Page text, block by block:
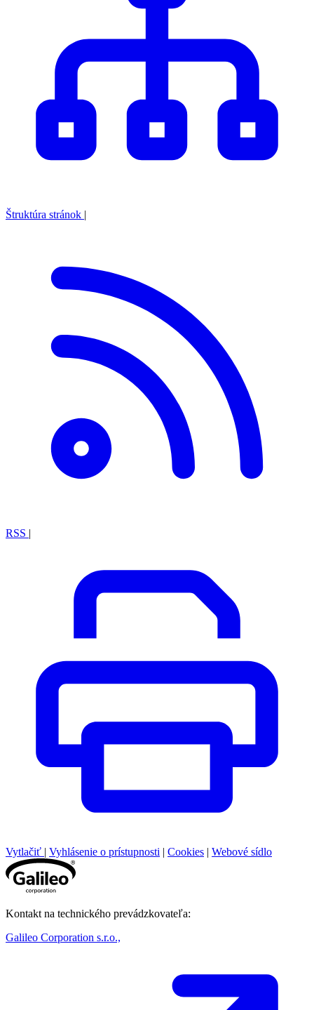
Štruktúra stránok |
RSS |
Vytlačiť | Vyhlásenie o prístupnosti | Cookies | Webové sídlo
Kontakt na technického prevádzkovateľa:
Galileo Corporation s.r.o.,